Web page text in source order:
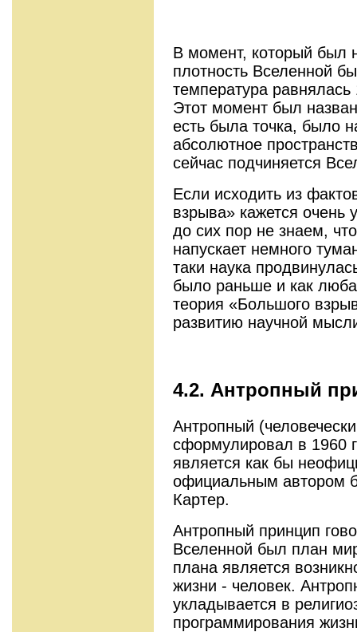
В момент, который был
плотность Вселенной
температура
Этот момент был
есть была точка, было
абсолютное
сейчас подчиняется
Если исходить из
взрыва» кажется очень
до сих пор не знаем,
напускает немного
таки наука
было раньше и как
теория «Большого
развитию научной
4.2. Антропный
Антропный
сформулировал в 1960
является как бы
официальным автором
Картер.
Антропный принцип
Вселенной был план
плана является
жизни - человек.
укладывается в
программирования